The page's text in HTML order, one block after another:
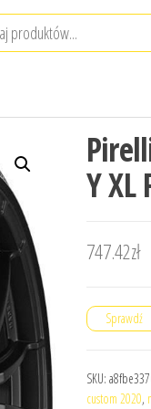
Y XL
747.42zł
Sprawdź
SKU:
custom 2020,